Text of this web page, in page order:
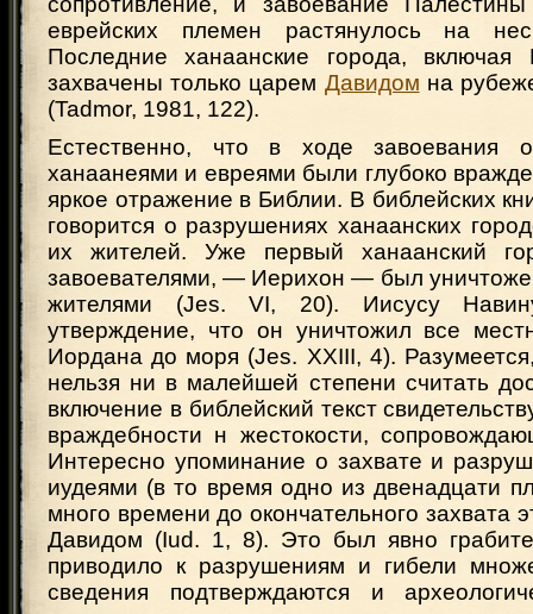
еврейских племен растянулось на
Последние ханаанские города,
захвачены только царем Давидом на
(Tadmor, 1981, 122).
Естественно, что в ходе завоевания
ханаанеями и евреями были глубоко
яркое отражение в Библии. В библейских
говорится о разрушениях ханаанских
их жителей. Уже первый ханаанский
завоевателями, — Иерихон — был
жителями (Jes. VI, 20). Иисусу
утверждение, что он уничтожил все
Иордана до моря (Jes. XXIII, 4).
нельзя ни в малейшей степени считать
включение в библейский текст
враждебности н жестокости,
Интересно упоминание о захвате и
иудеями (в то время одно из двенадцати
много времени до окончательного захвата
Давидом (Iud. 1, 8). Это был явно
приводило к разрушениям и гибели
сведения подтверждаются и